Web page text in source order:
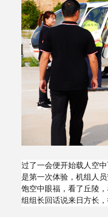
过了一会便开始载人空
是第一次体验，机组人
饱空中眼福，看了丘陵
组组长回话说来日方长